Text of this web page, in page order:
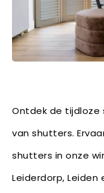
Ontdek de
van shutters.
shutters in onze
Leiderdorp,